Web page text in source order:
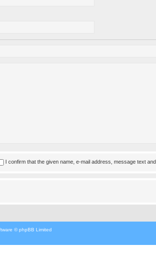
I confirm that the given name, e-mail address, message text
© phpBB Limited